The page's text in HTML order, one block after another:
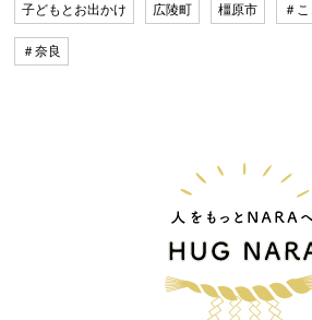
子どもとお出かけ 広陵町 橿原市 ＃
＃奈良